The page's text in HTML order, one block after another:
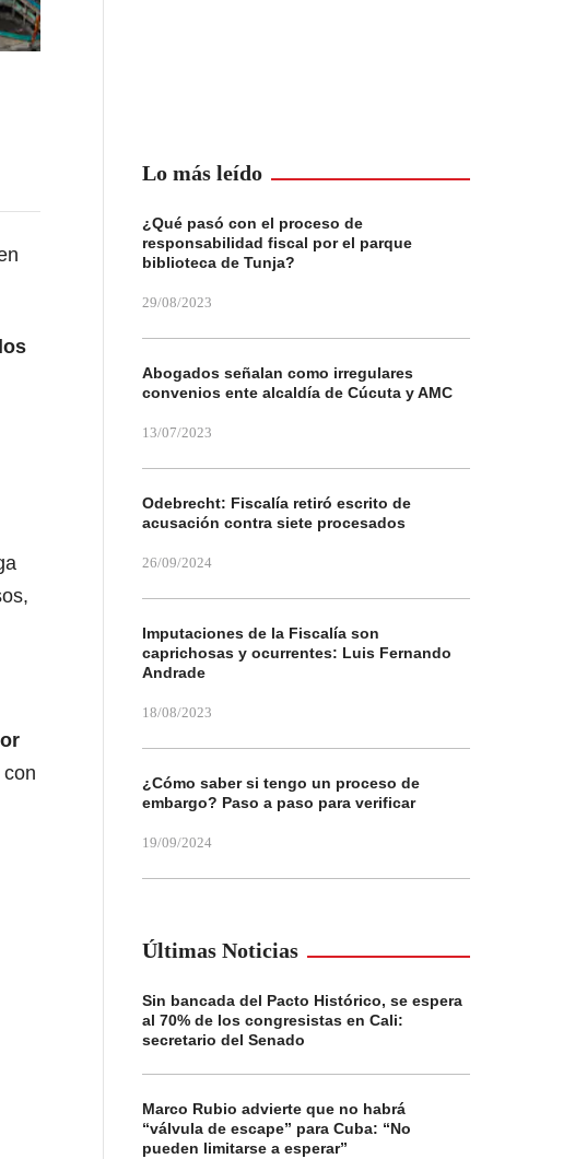
Lo más leído
¿Qué pasó con el proceso de
responsabilidad fiscal por el parque
biblioteca de Tunja?
29/08/2023
Abogados señalan como irregulares
convenios ente alcaldía de Cúcuta y AMC
13/07/2023
Odebrecht: Fiscalía retiró escrito de
acusación contra siete procesados
26/09/2024
Imputaciones de la Fiscalía son
caprichosas y ocurrentes: Luis Fernando
Andrade
18/08/2023
¿Cómo saber si tengo un proceso de
embargo? Paso a paso para verificar
19/09/2024
Últimas Noticias
Sin bancada del Pacto Histórico, se espera
al 70% de los congresistas en Cali:
secretario del Senado
Marco Rubio advierte que no habrá
“válvula de escape” para Cuba: “No
pueden limitarse a esperar”